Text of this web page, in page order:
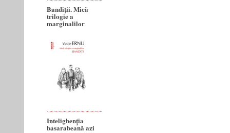
Bandiţii. Mică
trilogie a
marginalilor
Intelighenția
basarabeană azi